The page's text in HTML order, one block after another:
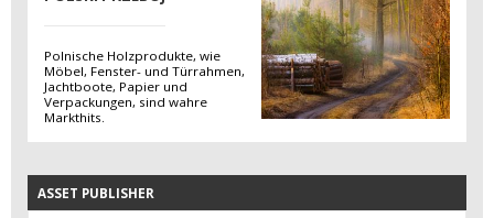
Polnische Holzprodukte, wie
Möbel, Fenster- und Türrahmen,
Jachtboote, Papier und
Verpackungen, sind wahre
Markthits.
ASSET PUBLISHER
ASSET PUBLISHER